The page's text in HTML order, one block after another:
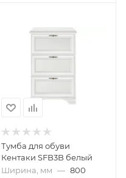
Тумба для обуви
Кентаки SFB3B белый
Ширина, мм — 800